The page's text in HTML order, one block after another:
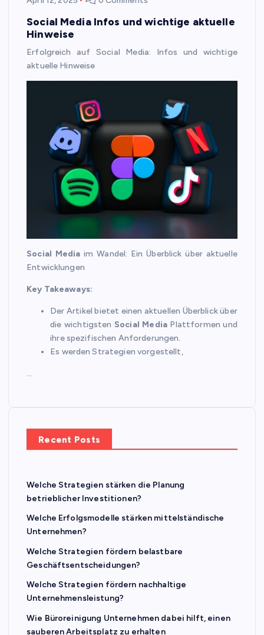
Social Media Infos und wichtige aktuelle
Hinweise
Erfolgreich auf Social Media: Infos und wichtige
aktuelle Hinweise
Social Media im Wandel: Ein Überblick über aktuelle
Entwicklungen
Key Takeaways:
Der Artikel bietet einen aktuellen Überblick über
die wichtigsten Social Media Plattformen und
ihre spezifischen Anforderungen.
Es werden Strategien vorgestellt,
…
Recent Posts
Welche Strategien stärken die Planung
betrieblicher Investitionen?
Welche Erfolgsmodelle stärken mittelständische
Unternehmen?
Welche Strategien fördern belastbare
Geschäftsentscheidungen?
Welche Strategien fördern nachhaltige
Unternehmensleistung?
Wie Büroreinigung Unternehmen dabei hilft, einen
sauberen Arbeitsplatz zu erhalten